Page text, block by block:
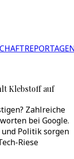
Klebstoff auf
Zahlreiche
bei Google.
Politik sorgen
Riese